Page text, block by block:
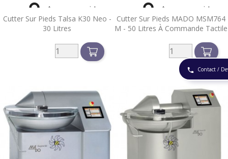
phone Contact /
Cutter Sur Pieds Talsa K30 Neo -
30 Litres
 Aperçu rapide
Cutter Sur Pieds MADO MSM764
M - 50 Litres À Commande Tactile
 Aperçu rapide